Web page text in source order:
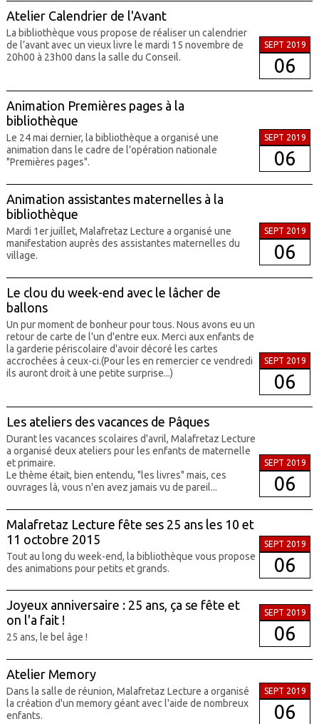
Atelier Calendrier de l'Avant
La bibliothèque vous propose de réaliser un calendrier
de l’avant avec un vieux livre le mardi 15 novembre de
20h00 à 23h00 dans la salle du Conseil.
SEPT 2019
06
Animation Premières pages à la
bibliothèque
Le 24 mai dernier, la bibliothèque a organisé une
animation dans le cadre de l'opération nationale
"Premières pages".
SEPT 2019
06
Animation assistantes maternelles à la
bibliothèque
Mardi 1er juillet, Malafretaz Lecture a organisé une
manifestation auprès des assistantes maternelles du
village.
SEPT 2019
06
Le clou du week-end avec le lâcher de
ballons
Un pur moment de bonheur pour tous. Nous avons eu un
retour de carte de l'un d'entre eux. Merci aux enfants de
la garderie périscolaire d'avoir décoré les cartes
accrochées à ceux-ci.(Pour les en remercier ce vendredi
ils auront droit à une petite surprise...)
SEPT 2019
06
Les ateliers des vacances de Pâques
Durant les vacances scolaires d'avril, Malafretaz Lecture
a organisé deux ateliers pour les enfants de maternelle
et primaire.
Le thème était, bien entendu, "les livres" mais, ces
ouvrages là, vous n'en avez jamais vu de pareil...
SEPT 2019
06
Malafretaz Lecture fête ses 25 ans les 10 et
11 octobre 2015
Tout au long du week-end, la bibliothèque vous propose
des animations pour petits et grands.
SEPT 2019
06
Joyeux anniversaire : 25 ans, ça se fête et
on l'a fait !
25 ans, le bel âge !
SEPT 2019
06
Atelier Memory
Dans la salle de réunion, Malafretaz Lecture a organisé
la création d'un memory géant avec l'aide de nombreux
enfants.
SEPT 2019
06